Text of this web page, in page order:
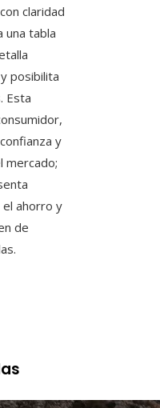
claridad
una tabla
posibilita
Esta
y
mercado;
ahorro y
de